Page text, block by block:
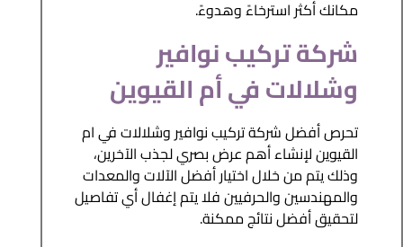
مكانك أكثر استرخاءً وهدوءً.
شركة تركيب نوافير
وشلالات في أم القيوين
تحرص أفضل شركة تركيب نوافير وشلالات في ام
القيوين لإنشاء أهم عرض بصري لجذب الآخرين،
وذلك يتم من خلال اختيار أفضل الآلات والمعدات
والمهندسين والحرفيين فلا يتم إغفال أي تفاصيل
لتحقيق أفضل نتائج ممكنة.